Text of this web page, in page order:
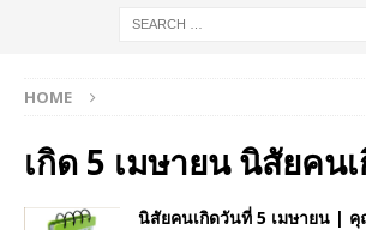
HOME
เกิด 5 เมษายน นิสัยคน
นิสัยคนเกิดวันที่ 5 เมษายน |